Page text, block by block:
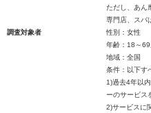
ただし、あん
専門店、スパ
調査対象者
性別：女性
年齢：18～69
地域：全国
条件：以下す
1)過去4年以
ーのサービス
2)サービスに